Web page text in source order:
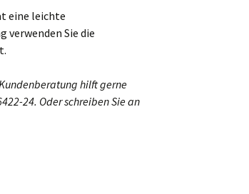
eine leichte
verwenden Sie die
hilft gerne
24. Oder schreiben Sie an